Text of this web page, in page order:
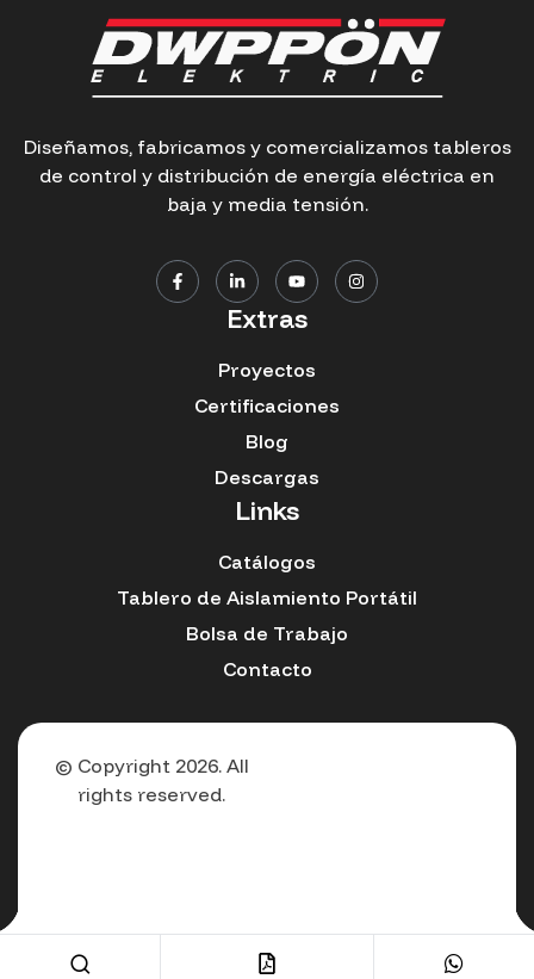
Diseñamos, fabricamos y comercializamos tableros
de control y distribución de energía eléctrica en
baja y media tensión.
Extras
Proyectos
Certificaciones
Blog
Descargas
Links
Catálogos
Tablero de Aislamiento Portátil
Bolsa de Trabajo
Contacto
© Copyright 2026. All
rights reserved.
Español